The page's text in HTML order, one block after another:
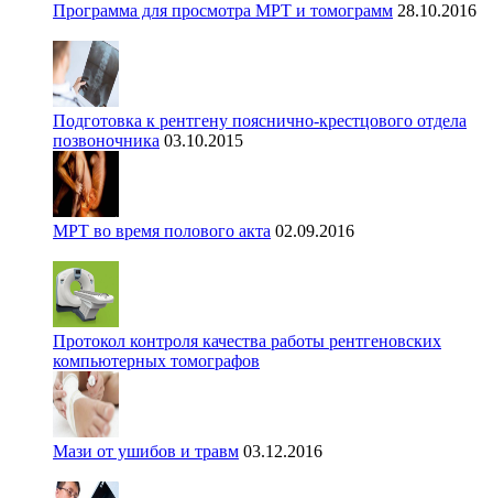
Программа для просмотра МРТ и томограмм 28.10.2016
Подготовка к рентгену пояснично-крестцового отдела
позвоночника 03.10.2015
МРТ во время полового акта 02.09.2016
Протокол контроля качества работы рентгеновских
компьютерных томографов
Мази от ушибов и травм 03.12.2016